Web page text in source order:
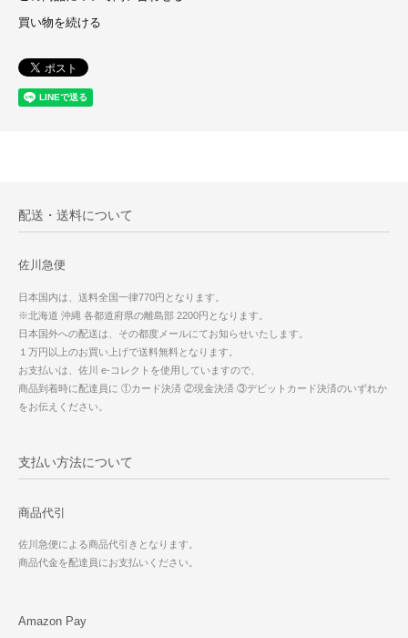
買い物を続ける
配送・送料について
佐川急便
日本国内は、送料全国一律770円となります。
※北海道 沖縄 各都道府県の離島部 2200円となります。
日本国外への配送は、その都度メールにてお知らせいたします。
１万円以上のお買い上げで送料無料となります。
お支払いは、佐川 e-コレクトを使用していますので、
商品到着時に配達員に ①カード決済 ②現金決済 ③デビットカード決済のいずれか
をお伝えください。
支払い方法について
商品代引
佐川急便による商品代引きとなります。
商品代金を配達員にお支払いください。
Amazon Pay